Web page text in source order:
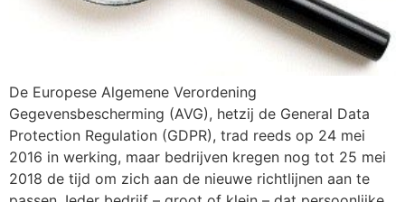
De Europese Algemene Verordening
Gegevensbescherming (AVG), hetzij de General Data
Protection Regulation (GDPR), trad reeds op 24 mei
2016 in werking, maar bedrijven kregen nog tot 25 mei
2018 de tijd om zich aan de nieuwe richtlijnen aan te